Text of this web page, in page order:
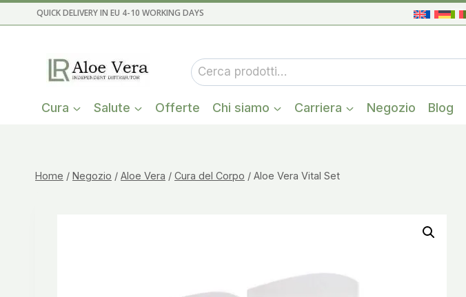
al
QUICK DELIVERY IN EU 4-10 WORKING DAYS
Cerca:
Cura Salute Offerte Chi siamo Carriera Negozio Blog
Home / Negozio / Aloe Vera / Cura del Corpo / Aloe Vera Vital Set